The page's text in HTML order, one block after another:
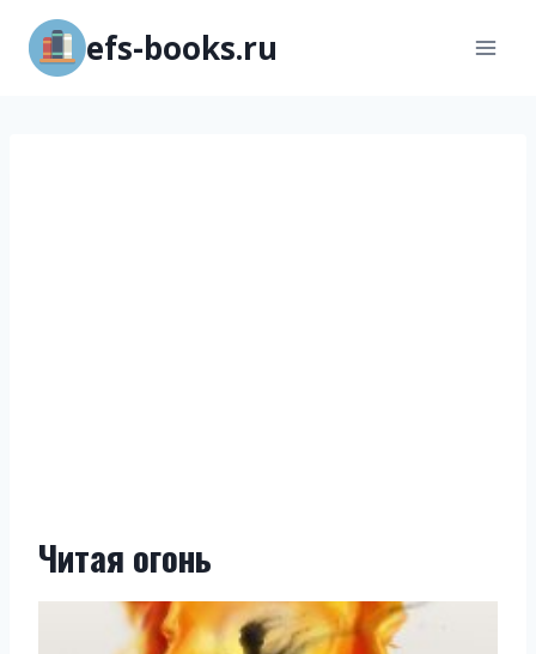
Перейти
содержимому
efs-books.ru
Читая огонь